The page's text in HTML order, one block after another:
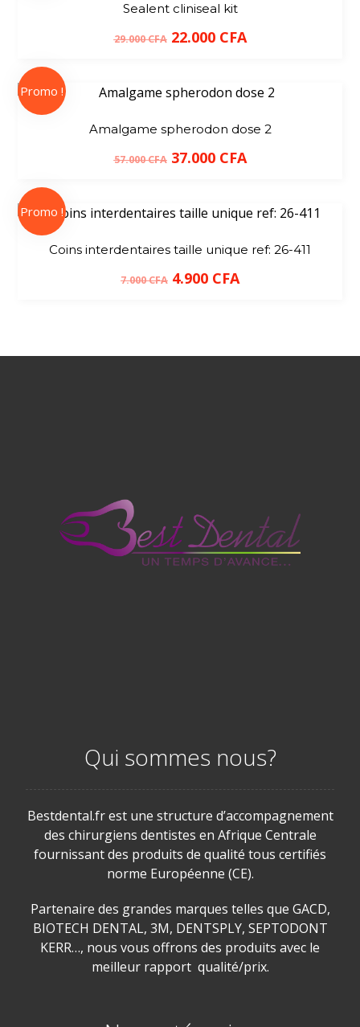
Sealent cliniseal kit
29.000CFA 22.000 CFA
Amalgame spherodon dose 2
57.000CFA 37.000 CFA
Promo !
Coins interdentaires taille unique ref: 26-411
7.000CFA 4.900 CFA
Promo !
Qui sommes nous?
Bestdental.fr est une structure d’accompagnement
des chirurgiens dentistes en Afrique Centrale
fournissant des produits de qualité tous certifiés
norme Européenne (CE).
Partenaire des grandes marques telles que GACD,
BIOTECH DENTAL, 3M, DENTSPLY, SEPTODONT
KERR…, nous vous offrons des produits avec le
meilleur rapport qualité/prix.